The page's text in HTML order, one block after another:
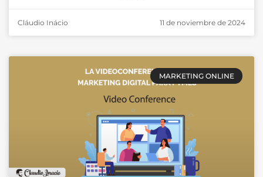
Cláudio Inácio 11 de noviembre de 2024
MARKETING ONLINE